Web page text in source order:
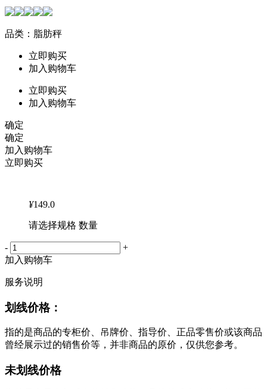
品类：脂肪秤
立即购买
加入购物车
立即购买
加入购物车
确定
确定
加入购物车
立即购买
¥149.0
请选择规格 数量
-
+
加入购物车
服务说明
划线价格：
指的是商品的专柜价、吊牌价、指导价、正品零售价或该商品
曾经展示过的销售价等，并非商品的原价，仅供您参考。
未划线价格